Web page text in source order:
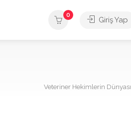
0
Giriş Yap
Veteriner Hekimlerin Dünyası